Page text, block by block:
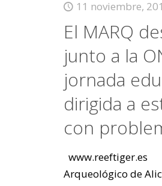
11 noviembre,
El MARQ
junto a la
jornada
dirigida a
con
Arqueológico de